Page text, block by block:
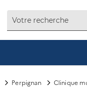
Perpignan Clinique